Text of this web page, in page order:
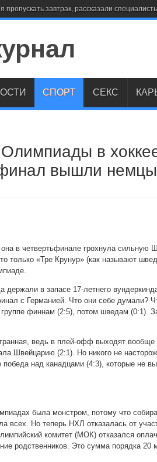
пропускать завтрак, рассказали
СПОРТ СЕКС
в
вышли немцы
в четвертьфинале грохнула сильную
только «Тре Крунур» (как называют
держали в запасе 17-летнего
с Германией. Что они себе думали?
группе финнам (2:5), потом шведам (0:1).
ведь в плей-офф выходят вообще
Швейцарию (2:1). Но никого не
над канадцами (4:3), которые не
была монстром, потому что
всех. Но теперь НХЛ отказалась от
комитет (МОК) отказался
родственников. Это сумма порядка 20